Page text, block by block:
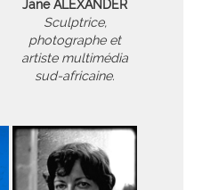
Jane ALEXANDER
Sculptrice,
photographe et
artiste multimédia
sud-africaine.